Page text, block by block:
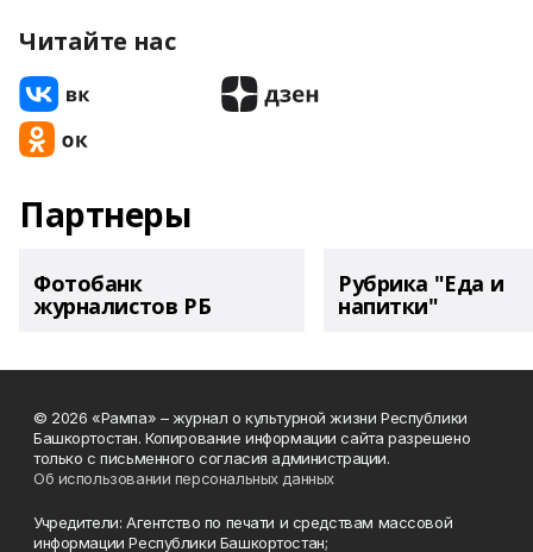
Читайте нас
Партнеры
Фотобанк
журналистов РБ
Рубрика "Еда и
напитки"
© 2026 «Рампа» – журнал о культурной жизни Республики
Башкортостан. Копирование информации сайта разрешено
только с письменного согласия администрации.
Об использовании персональных данных
Учредители: Агентство по печати и средствам массовой
информации Республики Башкортостан;